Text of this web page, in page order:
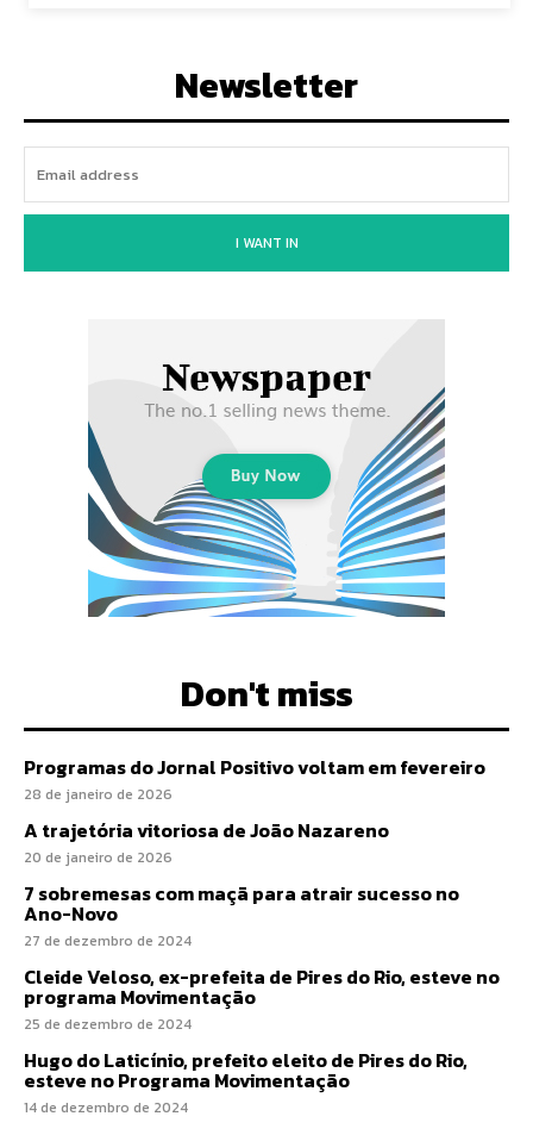
Newsletter
I WANT IN
Don't miss
Programas do Jornal Positivo voltam em fevereiro
28 de janeiro de 2026
A trajetória vitoriosa de João Nazareno
20 de janeiro de 2026
7 sobremesas com maçã para atrair sucesso no
Ano-Novo
27 de dezembro de 2024
Cleide Veloso, ex-prefeita de Pires do Rio, esteve no
programa Movimentação
25 de dezembro de 2024
Hugo do Laticínio, prefeito eleito de Pires do Rio,
esteve no Programa Movimentação
14 de dezembro de 2024